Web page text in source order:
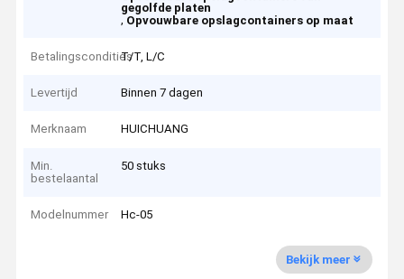
gegolfde platen
, Opvouwbare opslagcontainers op maat
BetalingsconditiesT/T, L/C
Levertijd Binnen 7 dagen
Merknaam HUICHUANG
Min.
bestelaantal
50 stuks
Modelnummer Hc-05
Bekijk meer